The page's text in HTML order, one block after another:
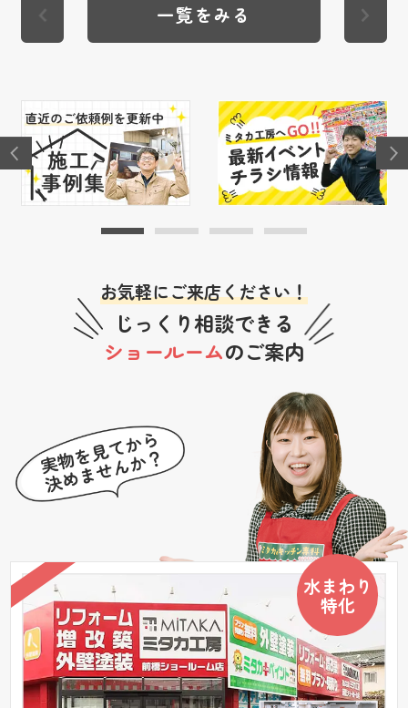
一覧をみる
お気軽にご来店ください！
じっくり相談できる
ショールームのご案内
水まわり
特化